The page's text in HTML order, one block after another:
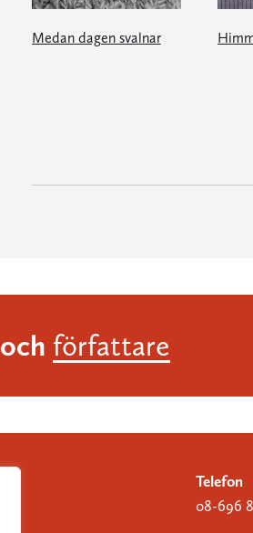
Medan dagen svalnar
och författare
Telefon
08-696